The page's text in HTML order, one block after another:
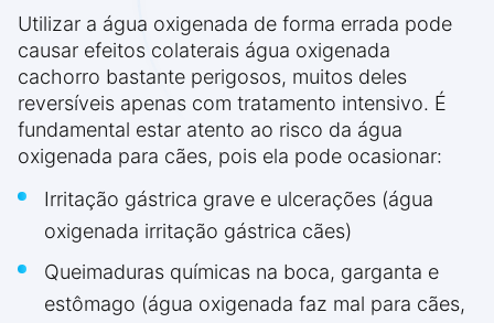
Utilizar a água oxigenada de forma errada pode
causar efeitos colaterais água oxigenada
cachorro bastante perigosos, muitos deles
reversíveis apenas com tratamento intensivo. É
fundamental estar atento ao risco da água
oxigenada para cães, pois ela pode ocasionar:
Irritação gástrica grave e ulcerações (água
oxigenada irritação gástrica cães)
Queimaduras químicas na boca, garganta e
estômago (água oxigenada faz mal para cães,